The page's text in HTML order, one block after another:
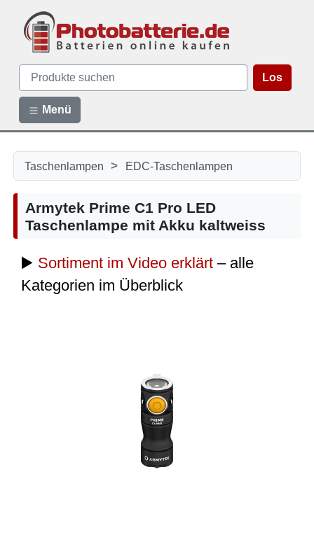
Los
Menü
Taschenlampen > EDC-Taschenlampen
Armytek Prime C1 Pro LED
Taschenlampe mit Akku kaltweiss
▶️ Sortiment im Video erklärt – alle
Kategorien im Überblick